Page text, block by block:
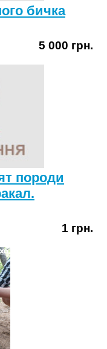
бичка
5 000 грн.
породи
1 грн.